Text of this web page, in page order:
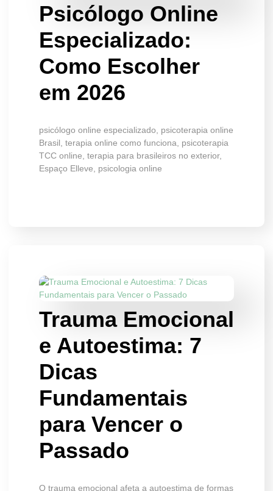
Psicólogo Online
Especializado:
Como Escolher
em 2026
psicólogo online especializado, psicoterapia online
Brasil, terapia online como funciona, psicoterapia
TCC online, terapia para brasileiros no exterior,
Espaço Elleve, psicologia online
Trauma Emocional
e Autoestima: 7
Dicas
Fundamentais
para Vencer o
Passado
O trauma emocional afeta a autoestima de formas